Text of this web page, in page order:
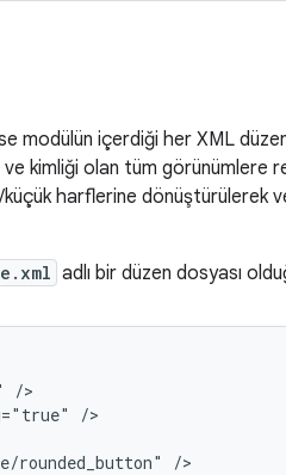
içerdiği her XML düzen
ve kimliği olan tüm
küçük harflerine
adlı bir düzen dosyası
rounded_button"
/>